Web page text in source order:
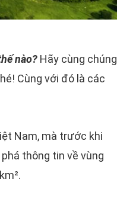
nào?Hãy cùng chúng
Cùng với đó là các
Nam, mà trước khi
thông tin về vùng